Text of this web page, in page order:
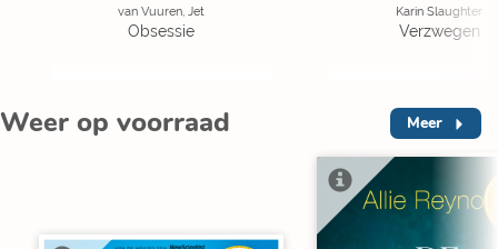
van Vuuren, Jet
Obsessie
Karin Slaughter
Verzwegen
Weer op voorraad Meer